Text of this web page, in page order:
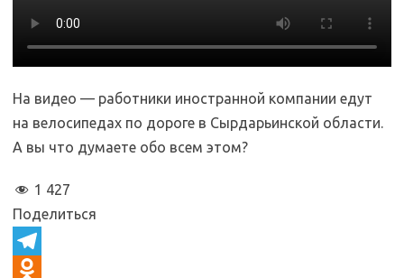
На видео — работники иностранной компании едут
на велосипедах по дороге в Сырдарьинской области.
А вы что думаете обо всем этом?
1 427
Поделиться
T